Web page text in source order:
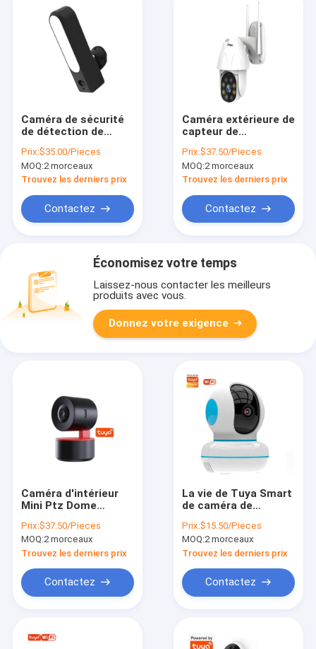
Caméra de sécurité
de détection de
Smart Camera
H.264+ d'IP66 720P
Tuya
Prix:$35.00/Pieces
MOQ:2 morceaux
Trouvez les derniers prix
Contactez
Caméra extérieure de
capteur de
GC1034 GC2053 avec
la vision nocturne
IP65
Prix:$37.50/Pieces
MOQ:2 morceaux
Trouvez les derniers prix
Contactez
Économisez votre temps
Laissez-nous contacter les meilleurs
produits avec vous.
Donnez votre exigence
Caméra d'intérieur
Mini Ptz Dome
Camera 1920×1080px
Smart Wifi de 2mp
Tuya
Prix:$37.50/Pieces
MOQ:2 morceaux
Trouvez les derniers prix
Contactez
La vie de Tuya Smart
de caméra de
Ptz de Smart Camera
de TCP/IP Wifi
Prix:$15.50/Pieces
MOQ:2 morceaux
Trouvez les derniers prix
Contactez